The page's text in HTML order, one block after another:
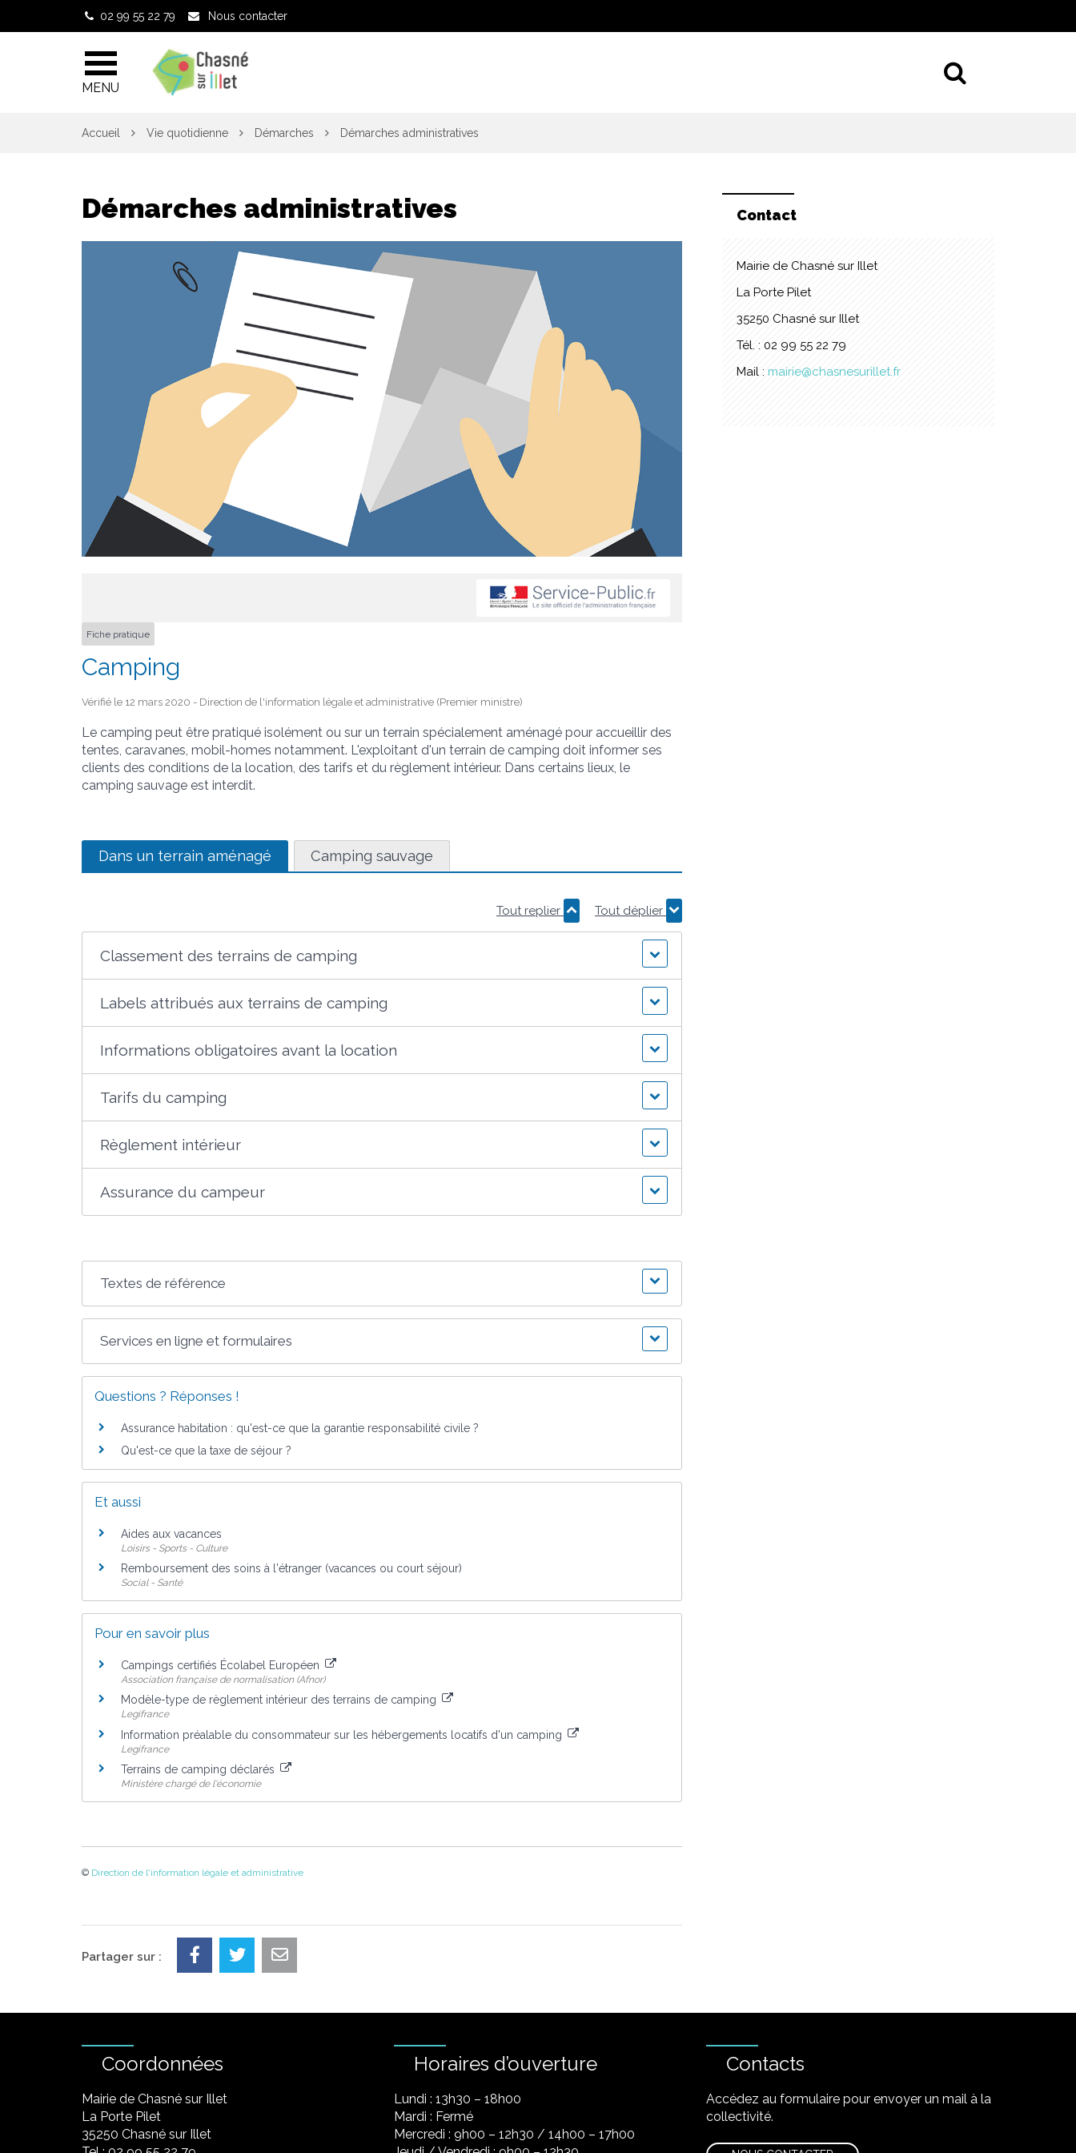
02 99 55 22 79 Nous contacter
MENU
Accueil Vie quotidienne Démarches Démarches administratives
Démarches administratives
Fiche pratique
Camping
Vérifié le 12 mars 2020 - Direction de l'information légale et administrative (Premier ministre)
Le camping peut être pratiqué isolément ou sur un terrain spécialement aménagé pour accueillir des
tentes, caravanes, mobil-homes notamment. L'exploitant d'un terrain de camping doit informer ses
clients des conditions de la location, des tarifs et du règlement intérieur. Dans certains lieux, le
camping sauvage est interdit.
Dans un terrain aménagé Camping sauvage
Tout replier Tout déplier
Classement des terrains de camping
Labels attribués aux terrains de camping
Informations obligatoires avant la location
Tarifs du camping
Règlement intérieur
Assurance du campeur
Textes de référence
Services en ligne et formulaires
Questions ? Réponses !
Assurance habitation : qu'est-ce que la garantie responsabilité civile ?
Qu'est-ce que la taxe de séjour ?
Et aussi
Aides aux vacances
Loisirs - Sports - Culture
Remboursement des soins à l'étranger (vacances ou court séjour)
Social - Santé
Pour en savoir plus
Campings certifiés Écolabel Européen
Association française de normalisation (Afnor)
Modèle-type de règlement intérieur des terrains de camping
Legifrance
Information préalable du consommateur sur les hébergements locatifs d'un camping
Legifrance
Terrains de camping déclarés
Ministère chargé de l'économie
© Direction de l'information légale et administrative
Contact
Mairie de Chasné sur Illet
La Porte Pilet
35250 Chasné sur Illet
Tél. : 02 99 55 22 79
Mail : mairie@chasnesurillet.fr
Partager sur :
Coordonnées
Mairie de Chasné sur Illet
La Porte Pilet
35250 Chasné sur Illet
Horaires d’ouverture
Lundi : 13h30 – 18h00
Mardi : Fermé
Mercredi : 9h00 – 12h30 / 14h00 – 17h00
Contacts
Accédez au formulaire pour envoyer un mail à la
collectivité.